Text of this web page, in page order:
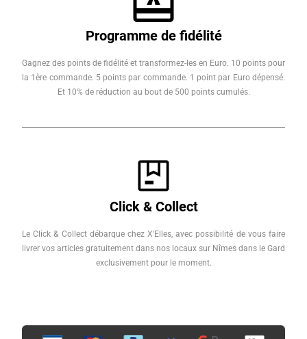
Programme de fidélité
Gagnez des points de fidélité et transformez-les en Euro. 10 points pour
la 1ère commande. 5 points par commande. 1 point par Euro dépensé.
Et 10% de réduction au bout de 500 points cumulés.
Click & Collect
Le Click & Collect débarque chez X'Elles, avec possibilité de vous faire
livrer vos articles gratuitement dans nos locaux sur Nîmes dans le Gard
exclusivement pour le moment.